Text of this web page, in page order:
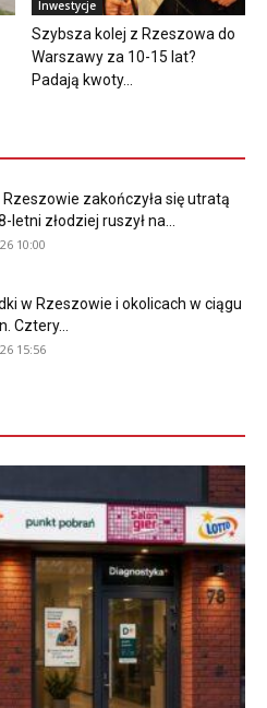
Inwestycje
Szybsza kolej z Rzeszowa do
Warszawy za 10-15 lat?
Padają kwoty...
Rzeszowie zakończyła się utratą
złodziej ruszył na...
10:00
w Rzeszowie i okolicach w ciągu
Cztery...
15:56